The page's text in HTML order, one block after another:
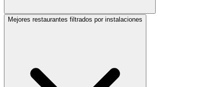
Mejores restaurantes filtrados por instalaciones